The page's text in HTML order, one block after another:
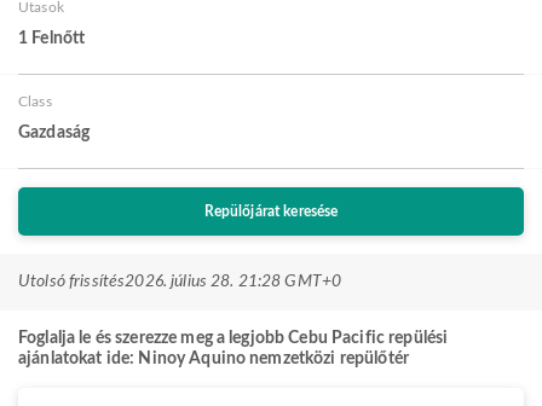
Utasok
1 Felnőtt
Class
Gazdaság
Repülőjárat keresése
Utolsó frissítés2026. július 28. 21:28 GMT+0
Foglalja le és szerezze meg a legjobb Cebu Pacific repülési
ajánlatokat ide: Ninoy Aquino nemzetközi repülőtér